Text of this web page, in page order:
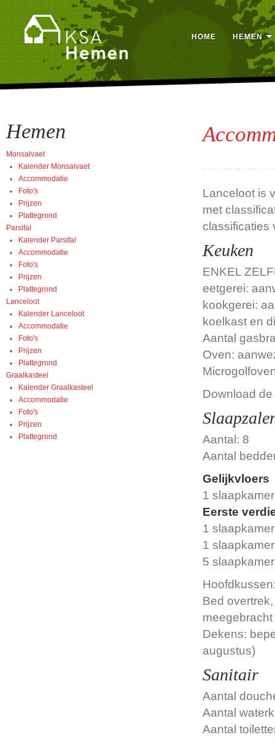
HOME HEMEN
Hemen
Monsalvaet
Kalender Monsalvaet
Accommodatie
Foto's
Prijzen
Plattegrond
Parsifal
Kalender Parsifal
Accommodatie
Foto's
Prijzen
Plattegrond
Lanceloot
Kalender Lanceloot
Accommodatie
Foto's
Prijzen
Plattegrond
Graalkasteel
Kalender Graalkasteel
Accommodatie
Foto's
Prijzen
Plattegrond
Lanceloot is
met
classificaties
Keuken
ENKEL
eetgerei:
kookgerei:
koelkast en
Aantal
Oven:
Download
Aantal: 8
Aantal
Gelijkvloers
1
Eerste
1
1
5
Bed
Dekens:
augustus)
Sanitair
Aantal
Aantal
Aantal